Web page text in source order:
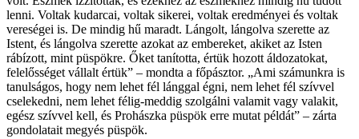
lenni. Voltak kudarcai, voltak sikerei, voltak eredményei és voltak
vereségei is. De mindig hű maradt. Lángolt, lángolva szerette az
Istent, és lángolva szerette azokat az embereket, akiket az Isten
rábízott, mint püspökre. Őket tanította, értük hozott áldozatokat,
felelősséget vállalt értük” – mondta a főpásztor. „Ami számunkra is
tanulságos, hogy nem lehet fél lánggal égni, nem lehet fél szívvel
cselekedni, nem lehet félig-meddig szolgálni valamit vagy valakit,
egész szívvel kell, és Prohászka püspök erre mutat példát” – zárta
gondolatait megyés püspök.